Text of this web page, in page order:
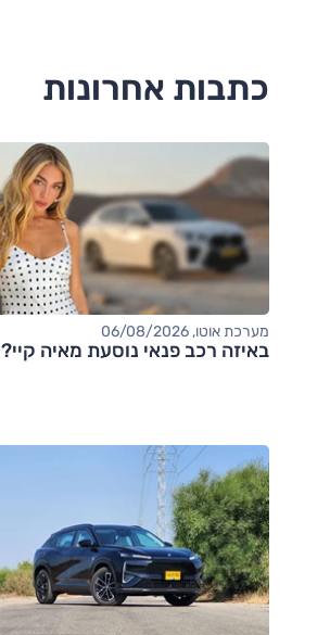
כתבות אחרונות
מערכת אוטו, 06/08/2026
באיזה רכב פנאי נוסעת מאיה קיי?